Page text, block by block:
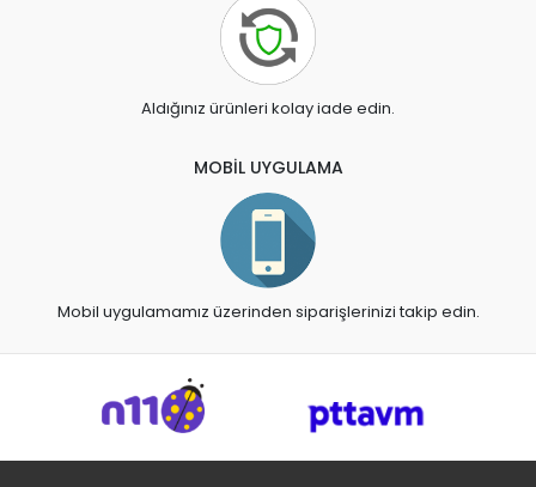
Aldığınız ürünleri kolay iade edin.
MOBİL UYGULAMA
Mobil uygulamamız üzerinden siparişlerinizi takip edin.